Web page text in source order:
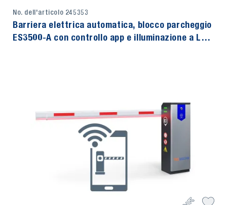
No. dell'articolo 245353
Barriera elettrica automatica, blocco parcheggio
ES3500-A con controllo app e illuminazione a LED,